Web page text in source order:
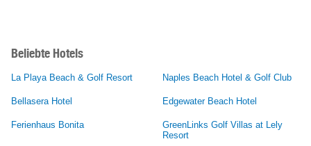
Beliebte Hotels
La Playa Beach & Golf Resort Naples Beach Hotel & Golf Club
Bellasera Hotel Edgewater Beach Hotel
Ferienhaus Bonita
GreenLinks Golf Villas at Lely
Resort